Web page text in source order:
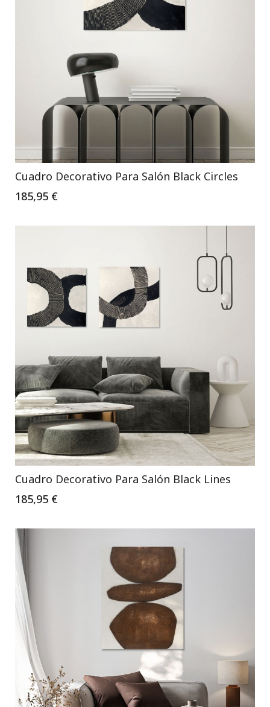
Cuadro Decorativo Para Salón Black Circles
185,95 €
Cuadro Decorativo Para Salón Black Lines
185,95 €